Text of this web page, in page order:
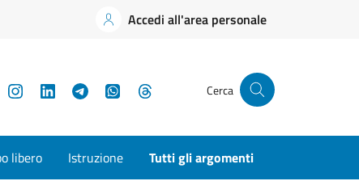
Accedi all'area personale
YouTubeInstagramLinkedInTelegramWhatsApp Cerca
libero Istruzione Tutti gli argomenti